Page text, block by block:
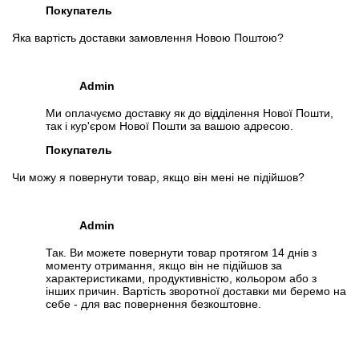
Запит оптової ціни
Слідкувати на Facebook
Покупатель
Яка вартість доставки замовлення Новою Поштою?
Admin
Ми оплачуємо доставку як до відділення Нової Пошти,
так і кур'єром Нової Пошти за вашою адресою.
Покупатель
Чи можу я повернути товар, якщо він мені не підійшов?
Admin
Так. Ви можете повернути товар протягом 14 днів з
моменту отримання, якщо він не підійшов за
характеристиками, продуктивністю, кольором або з
інших причин. Вартість зворотної доставки ми беремо на
себе - для вас повернення безкоштовне.